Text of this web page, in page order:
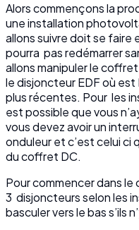
Alors commençons la
une installation
allons suivre doit se faire
pourra pas redémarrer
allons manipuler le
le disjoncteur EDF où est
plus récentes. Pour les
est possible que vous
vous devez avoir un
onduleur et c’est celui ci
du coffret DC.
Pour commencer dans le
3 disjoncteurs selon les
basculer vers le bas s’ils